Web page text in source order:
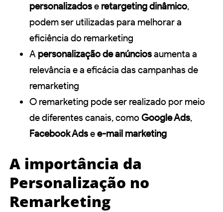
personalizadose retargeting dinâmico,
podem ser utilizadas para melhorar a
eficiência do remarketing
A personalização de anúnciosaumenta a
relevância e a eficácia das campanhas de
remarketing
O remarketing pode ser realizado por meio
de diferentes canais, como Google Ads,
Facebook Adsee-mail marketing
A importância da
Personalização no
Remarketing